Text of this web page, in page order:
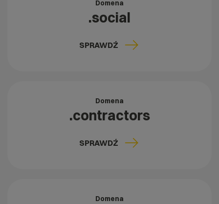
Domena
.social
SPRAWDŹ
Domena
.contractors
SPRAWDŹ
Domena